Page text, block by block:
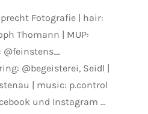
Fotografie | hair:
Thomann | MUP:
@feinstens_
@begeisterei, Seidl |
| music: p.control
und Instagram …